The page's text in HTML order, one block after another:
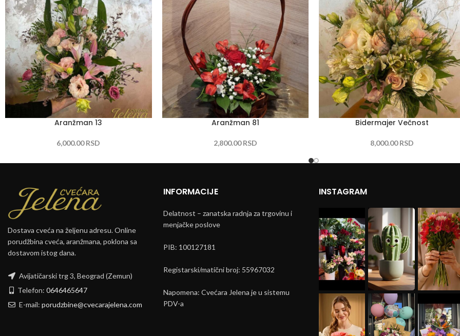
Aranžman 13
6,000.00RSD
Aranžman 81
2,800.00RSD
Bidermajer Večnost
8,000.00RSD
Dostava cveća na željenu adresu. Online
porudžbina cveća, aranžmana, poklona sa
dostavom istog dana.
Avijatičarski trg 3, Beograd (Zemun)
Telefon: 0646465647
E-mail: porudzbine@cvecarajelena.com
INFORMACIJE
Delatnost – zanatska radnja za trgovinu i
menjačke poslove
PIB: 100127181
Registarski/matični broj: 55967032
Napomena: Cvećara Jelena je u sistemu
PDV-a
INSTAGRAM